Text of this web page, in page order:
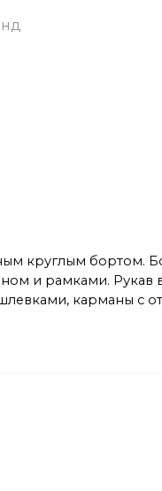
круглым бортом.
и рамками. Рукав
карманы с